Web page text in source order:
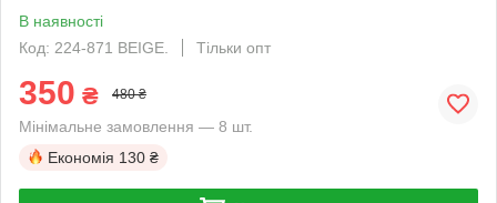
В наявності
Код: 224-871 BEIGE.
Тільки опт
350 ₴ 480 ₴
Мінімальне замовлення — 8 шт.
Економія 130 ₴